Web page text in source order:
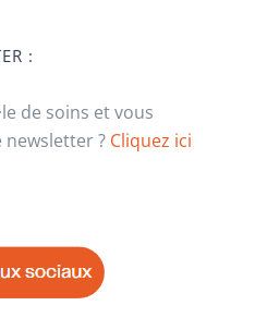
:
de soins et vous
? Cliquez ici